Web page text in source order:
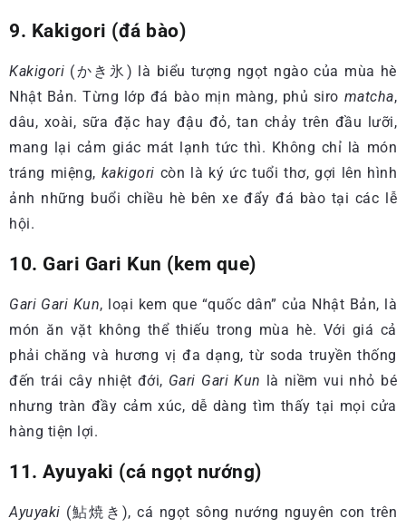
9. Kakigori (đá bào)
Kakigori (かき氷) là biểu tượng ngọt ngào của mùa hè
Nhật Bản. Từng lớp đá bào mịn màng, phủ siro matcha,
dâu, xoài, sữa đặc hay đậu đỏ, tan chảy trên đầu lưỡi,
mang lại cảm giác mát lạnh tức thì. Không chỉ là món
tráng miệng, kakigori còn là ký ức tuổi thơ, gợi lên hình
ảnh những buổi chiều hè bên xe đẩy đá bào tại các lễ
hội.
10. Gari Gari Kun (kem que)
Gari Gari Kun, loại kem que “quốc dân” của Nhật Bản, là
món ăn vặt không thể thiếu trong mùa hè. Với giá cả
phải chăng và hương vị đa dạng, từ soda truyền thống
đến trái cây nhiệt đới, Gari Gari Kun là niềm vui nhỏ bé
nhưng tràn đầy cảm xúc, dễ dàng tìm thấy tại mọi cửa
hàng tiện lợi.
11. Ayuyaki (cá ngọt nướng)
Ayuyaki (鮎焼き), cá ngọt sông nướng nguyên con trên